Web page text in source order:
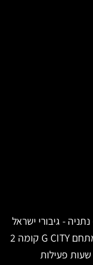
לב המפרץ) נתניה - גיבורי ישראל
5, מתחם נצבא סנטר ראשון לציון - לח"י 4, מתחם G CITY קומה 2
סנטר שעות פעילות